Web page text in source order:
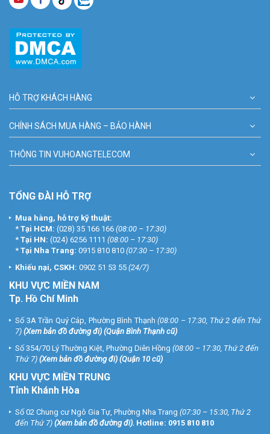
HỖ TRỢ KHÁCH HÀNG
CHÍNH SÁCH MUA HÀNG – BẢO HÀNH
THÔNG TIN VUHOANGTELECOM
TỔNG ĐÀI HỖ TRỢ
Mua hàng, hỗ trợ kỹ thuật:
* Tại HCM: (028) 35 166 166 (08:00 – 17:30)
* Tại HN: (024) 6256 1111 (08:00 – 17:30)
* Tại Nha Trang: 0915 810 810 (07:30 – 17:30)
Khiếu nại, CSKH: 0902 51 53 55 (24/7)
KHU VỰC MIỀN NAM
Tp. Hồ Chí Minh
Số 3A Trần Quý Cáp, Phường Bình Thạnh (08:00 – 17:30, Thứ 2 đến Thứ
7) (Xem bản đồ đường đi) (Quận Bình Thạnh cũ)
Số 354/70 Lý Thường Kiệt, Phường Diên Hồng (08:00 – 17:30, Thứ 2 đến
Thứ 7) (Xem bản đồ đường đi) (Quận 10 cũ)
KHU VỰC MIỀN TRUNG
Tỉnh Khánh Hòa
Số 02 Chung cư Ngô Gia Tự, Phường Nha Trang (07:30 – 15:30, Thứ 2
đến Thứ 7) (Xem bản đồ đường đi). Hotline: 0915 810 810